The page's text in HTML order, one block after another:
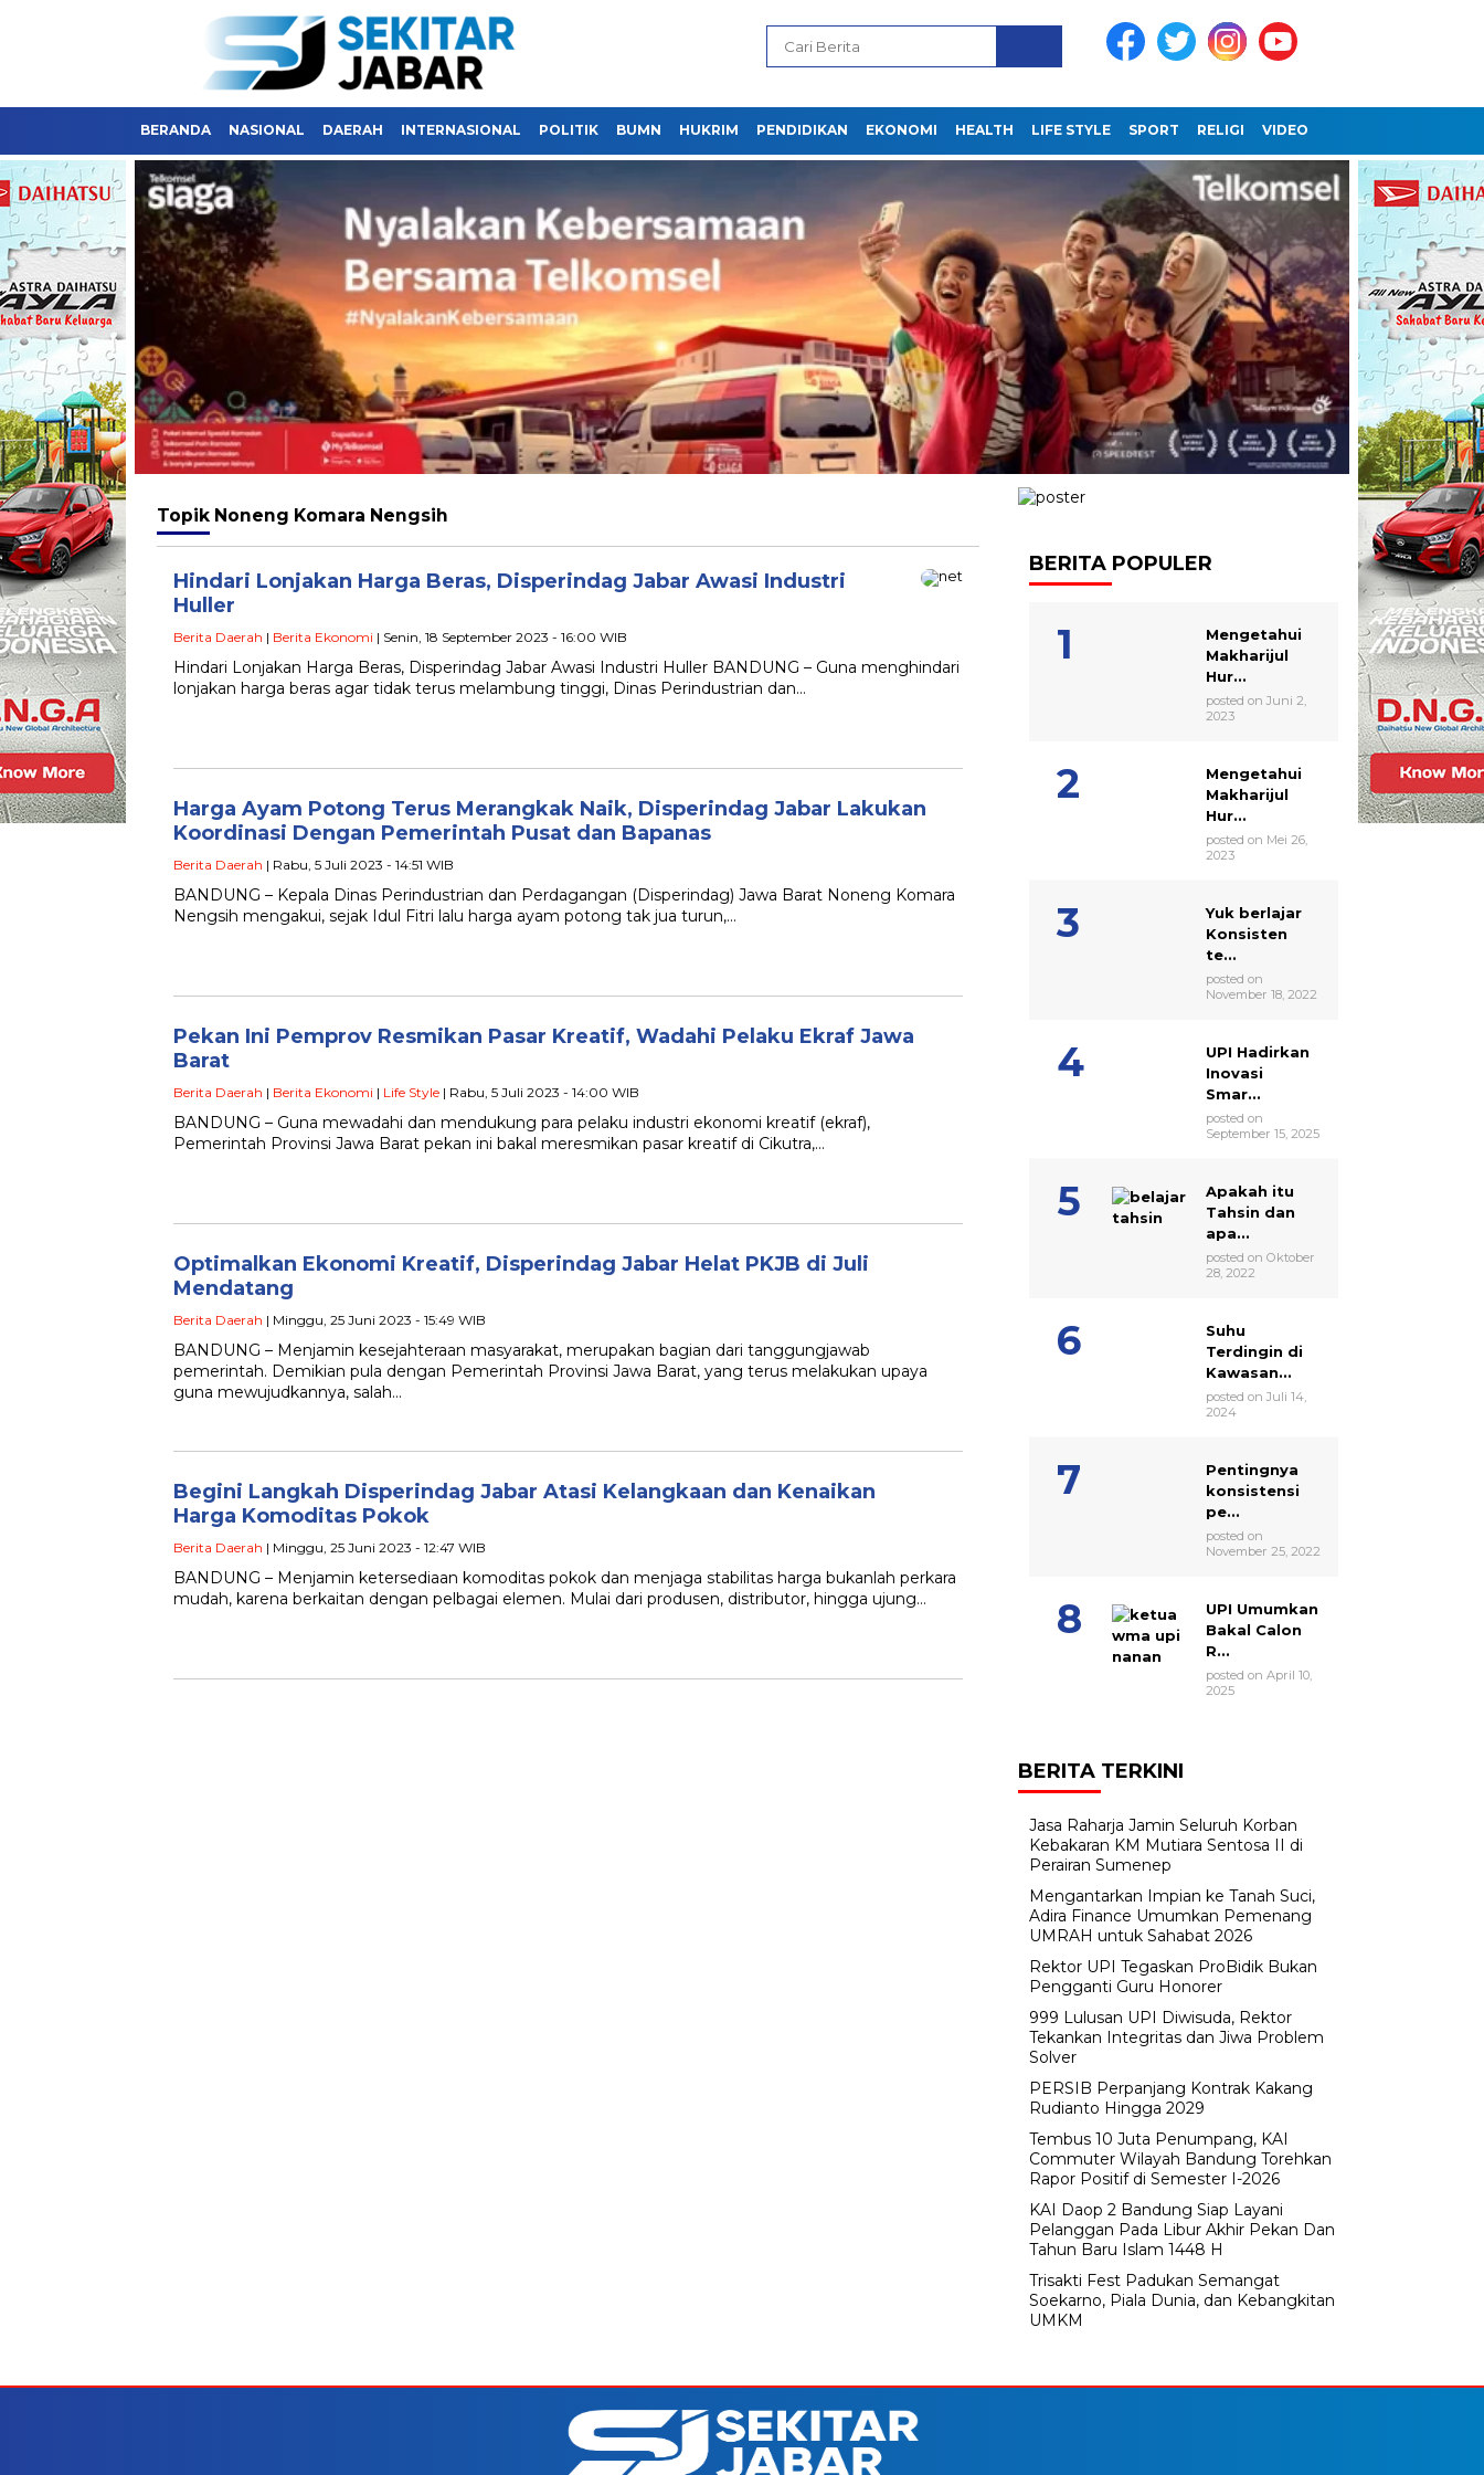
BERANDA NASIONAL DAERAH INTERNASIONAL POLITIK BUMN HUKRIM PENDIDIKAN EKONOMI HEALTH LIFE STYLE SPORT RELIGI VIDEO
Topik Noneng Komara Nengsih
Hindari Lonjakan Harga Beras, Disperindag Jabar Awasi Industri
Huller
Berita Daerah | Berita Ekonomi | Senin, 18 September 2023 - 16:00 WIB
Hindari Lonjakan Harga Beras, Disperindag Jabar Awasi Industri Huller BANDUNG – Guna menghindari
lonjakan harga beras agar tidak terus melambung tinggi, Dinas Perindustrian dan…
Harga Ayam Potong Terus Merangkak Naik, Disperindag Jabar Lakukan
Koordinasi Dengan Pemerintah Pusat dan Bapanas
Berita Daerah | Rabu, 5 Juli 2023 - 14:51 WIB
BANDUNG – Kepala Dinas Perindustrian dan Perdagangan (Disperindag) Jawa Barat Noneng Komara
Nengsih mengakui, sejak Idul Fitri lalu harga ayam potong tak jua turun,…
Pekan Ini Pemprov Resmikan Pasar Kreatif, Wadahi Pelaku Ekraf Jawa
Barat
Berita Daerah | Berita Ekonomi | Life Style | Rabu, 5 Juli 2023 - 14:00 WIB
BANDUNG – Guna mewadahi dan mendukung para pelaku industri ekonomi kreatif (ekraf),
Pemerintah Provinsi Jawa Barat pekan ini bakal meresmikan pasar kreatif di Cikutra,…
Optimalkan Ekonomi Kreatif, Disperindag Jabar Helat PKJB di Juli
Mendatang
Berita Daerah | Minggu, 25 Juni 2023 - 15:49 WIB
BANDUNG – Menjamin kesejahteraan masyarakat, merupakan bagian dari tanggungjawab
pemerintah. Demikian pula dengan Pemerintah Provinsi Jawa Barat, yang terus melakukan upaya
guna mewujudkannya, salah…
Begini Langkah Disperindag Jabar Atasi Kelangkaan dan Kenaikan
Harga Komoditas Pokok
Berita Daerah | Minggu, 25 Juni 2023 - 12:47 WIB
BANDUNG – Menjamin ketersediaan komoditas pokok dan menjaga stabilitas harga bukanlah perkara
mudah, karena berkaitan dengan pelbagai elemen. Mulai dari produsen, distributor, hingga ujung…
BERITA POPULER
Mengetahui
Makharijul
Hur...
posted on Juni 2,
2023
Mengetahui
Makharijul
Hur...
posted on Mei 26,
2023
Yuk berlajar
Konsisten
te...
posted on
November 18, 2022
UPI Hadirkan
Inovasi
Smar...
posted on
September 15, 2025
Apakah itu
Tahsin dan
apa...
posted on Oktober
28, 2022
Suhu
Terdingin di
Kawasan...
posted on Juli 14,
2024
Pentingnya
konsistensi
pe...
posted on
November 25, 2022
UPI Umumkan
Bakal Calon
R...
posted on April 10,
2025
BERITA TERKINI
Jasa Raharja Jamin Seluruh Korban
Kebakaran KM Mutiara Sentosa II di
Perairan Sumenep
Mengantarkan Impian ke Tanah Suci,
Adira Finance Umumkan Pemenang
UMRAH untuk Sahabat 2026
Rektor UPI Tegaskan ProBidik Bukan
Pengganti Guru Honorer
999 Lulusan UPI Diwisuda, Rektor
Tekankan Integritas dan Jiwa Problem
Solver
PERSIB Perpanjang Kontrak Kakang
Rudianto Hingga 2029
Tembus 10 Juta Penumpang, KAI
Commuter Wilayah Bandung Torehkan
Rapor Positif di Semester I-2026
KAI Daop 2 Bandung Siap Layani
Pelanggan Pada Libur Akhir Pekan Dan
Tahun Baru Islam 1448 H
Trisakti Fest Padukan Semangat
Soekarno, Piala Dunia, dan Kebangkitan
UMKM